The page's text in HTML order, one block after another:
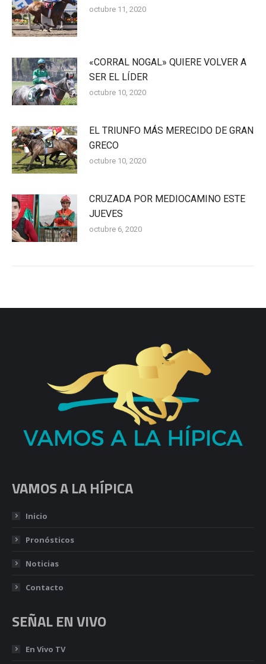
octubre 11, 2020
«CORRAL NOGAL» QUIERE VOLVER A
SER EL LÍDER
octubre 10, 2020
EL TRIUNFO MÁS MERECIDO DE GRAN
GRECO
octubre 10, 2020
CRUZADA POR MEDIOCAMINO ESTE
JUEVES
octubre 6, 2020
VAMOS A LA HÍPICA
Inicio
Pronósticos
Noticias
Contacto
SEÑAL EN VIVO
En Vivo TV